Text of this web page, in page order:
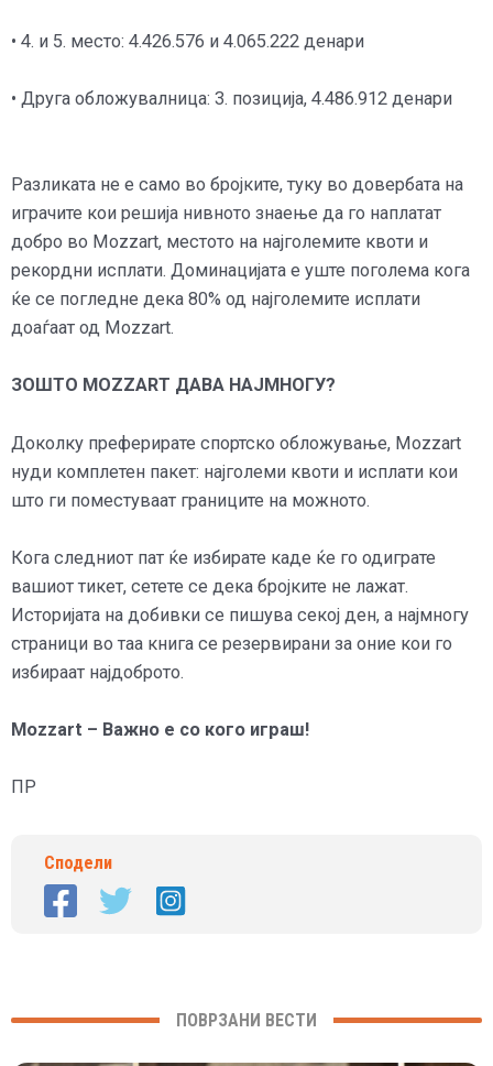
• 4. и 5. место: 4.426.576 и 4.065.222 денари
• Друга обложувалница: 3. позиција, 4.486.912 денари
Разликата не е само во бројките, туку во довербата на
играчите кои решија нивното знаење да го наплатат
добро во Mozzart, местото на најголемите квоти и
рекордни исплати. Доминацијата е уште поголема кога
ќе се погледне дека 80% од најголемите исплати
доаѓаат од Mozzart.
ЗОШТО MOZZART ДАВА НАЈМНОГУ?
Доколку преферирате спортско обложување, Mozzart
нуди комплетен пакет: најголеми квоти и исплати кои
што ги поместуваат границите на можното.
Кога следниот пат ќе избирате каде ќе го одиграте
вашиот тикет, сетете се дека бројките не лажат.
Историјата на добивки се пишува секој ден, а најмногу
страници во таа книга се резервирани за оние кои го
избираат најдоброто.
Mozzart – Важно е со кого играш!
ПР
Сподели
ПОВРЗАНИ ВЕСТИ